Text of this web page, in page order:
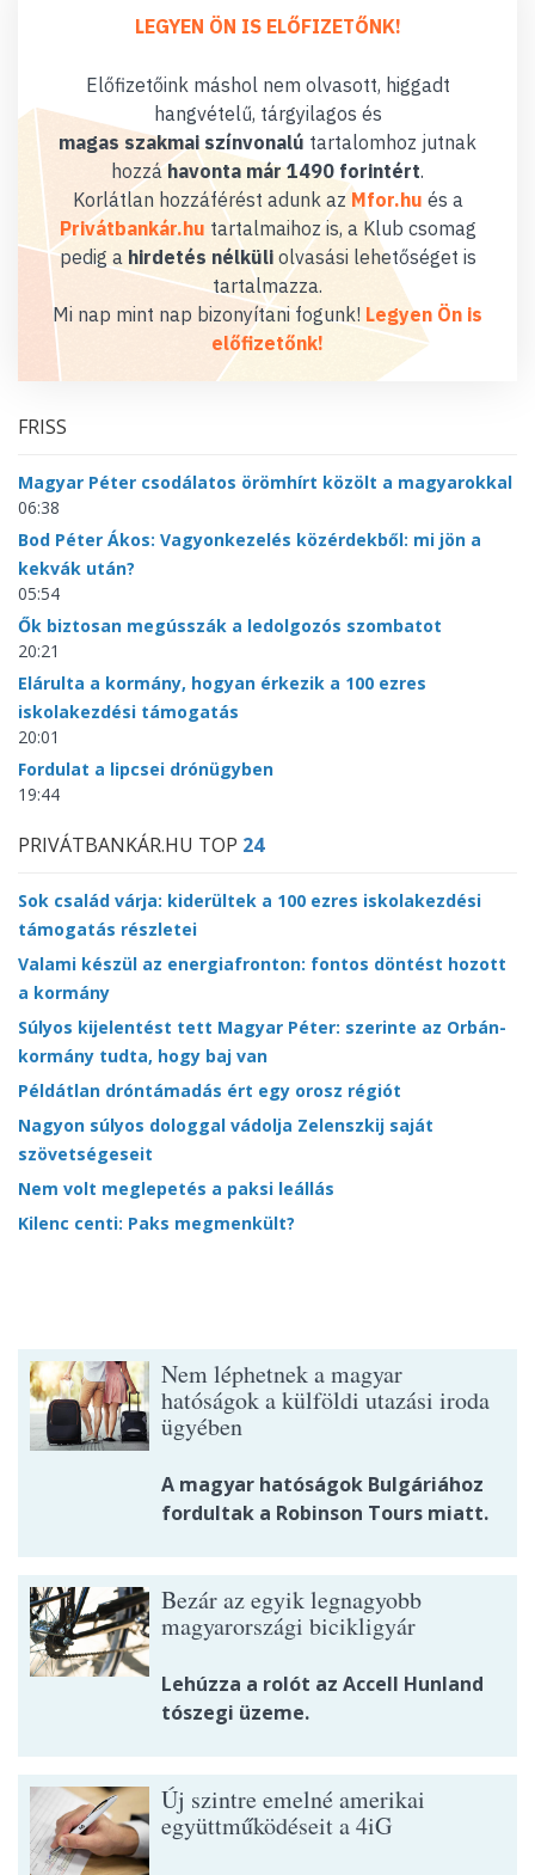
LEGYEN ÖN IS ELŐFIZETŐNK!
Előfizetőink máshol nem olvasott, higgadt
hangvételű, tárgyilagos és
magas szakmai színvonalú tartalomhoz jutnak
hozzáhavonta már 1490 forintért.
Korlátlan hozzáférést adunk az Mfor.hu és a
Privátbankár.hu tartalmaihoz is, a Klub csomag
pedig a hirdetés nélküliolvasási lehetőséget is
tartalmazza.
Mi nap mint nap bizonyítani fogunk! Legyen Ön is
előfizetőnk!
FRISS
Magyar Péter csodálatos örömhírt közölt a magyarokkal
06:38
Bod Péter Ákos: Vagyonkezelés közérdekből: mi jön a
kekvák után?
05:54
Ők biztosan megússzák a ledolgozós szombatot
20:21
Elárulta a kormány, hogyan érkezik a 100 ezres
iskolakezdési támogatás
20:01
Fordulat a lipcsei drónügyben
19:44
PRIVÁTBANKÁR.HU TOP 24
Sok család várja: kiderültek a 100 ezres iskolakezdési
támogatás részletei
Valami készül az energiafronton: fontos döntést hozott
a kormány
Súlyos kijelentést tett Magyar Péter: szerinte az Orbán-
kormány tudta, hogy baj van
Példátlan dróntámadás ért egy orosz régiót
Nagyon súlyos dologgal vádolja Zelenszkij saját
szövetségeseit
Nem volt meglepetés a paksi leállás
Kilenc centi: Paks megmenkült?
Nem léphetnek a magyar
hatóságok a külföldi utazási iroda
ügyében
A magyar hatóságok Bulgáriához
fordultak a Robinson Tours miatt.
Bezár az egyik legnagyobb
magyarországi bicikligyár
Lehúzza a rolót az Accell Hunland
tószegi üzeme.
Új szintre emelné amerikai
együttműködéseit a 4iG